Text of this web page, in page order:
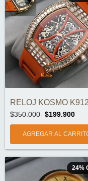
$350.000 $199.900
24%